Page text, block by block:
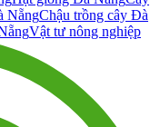
NẵngChậu trồng cây Đà
Vật tư nông nghiệp